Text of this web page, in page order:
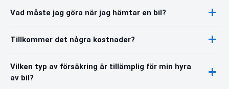
Vad måste jag göra när jag hämtar en bil?
Tillkommer det några kostnader?
Vilken typ av försäkring är tillämplig för min hyra
av bil?